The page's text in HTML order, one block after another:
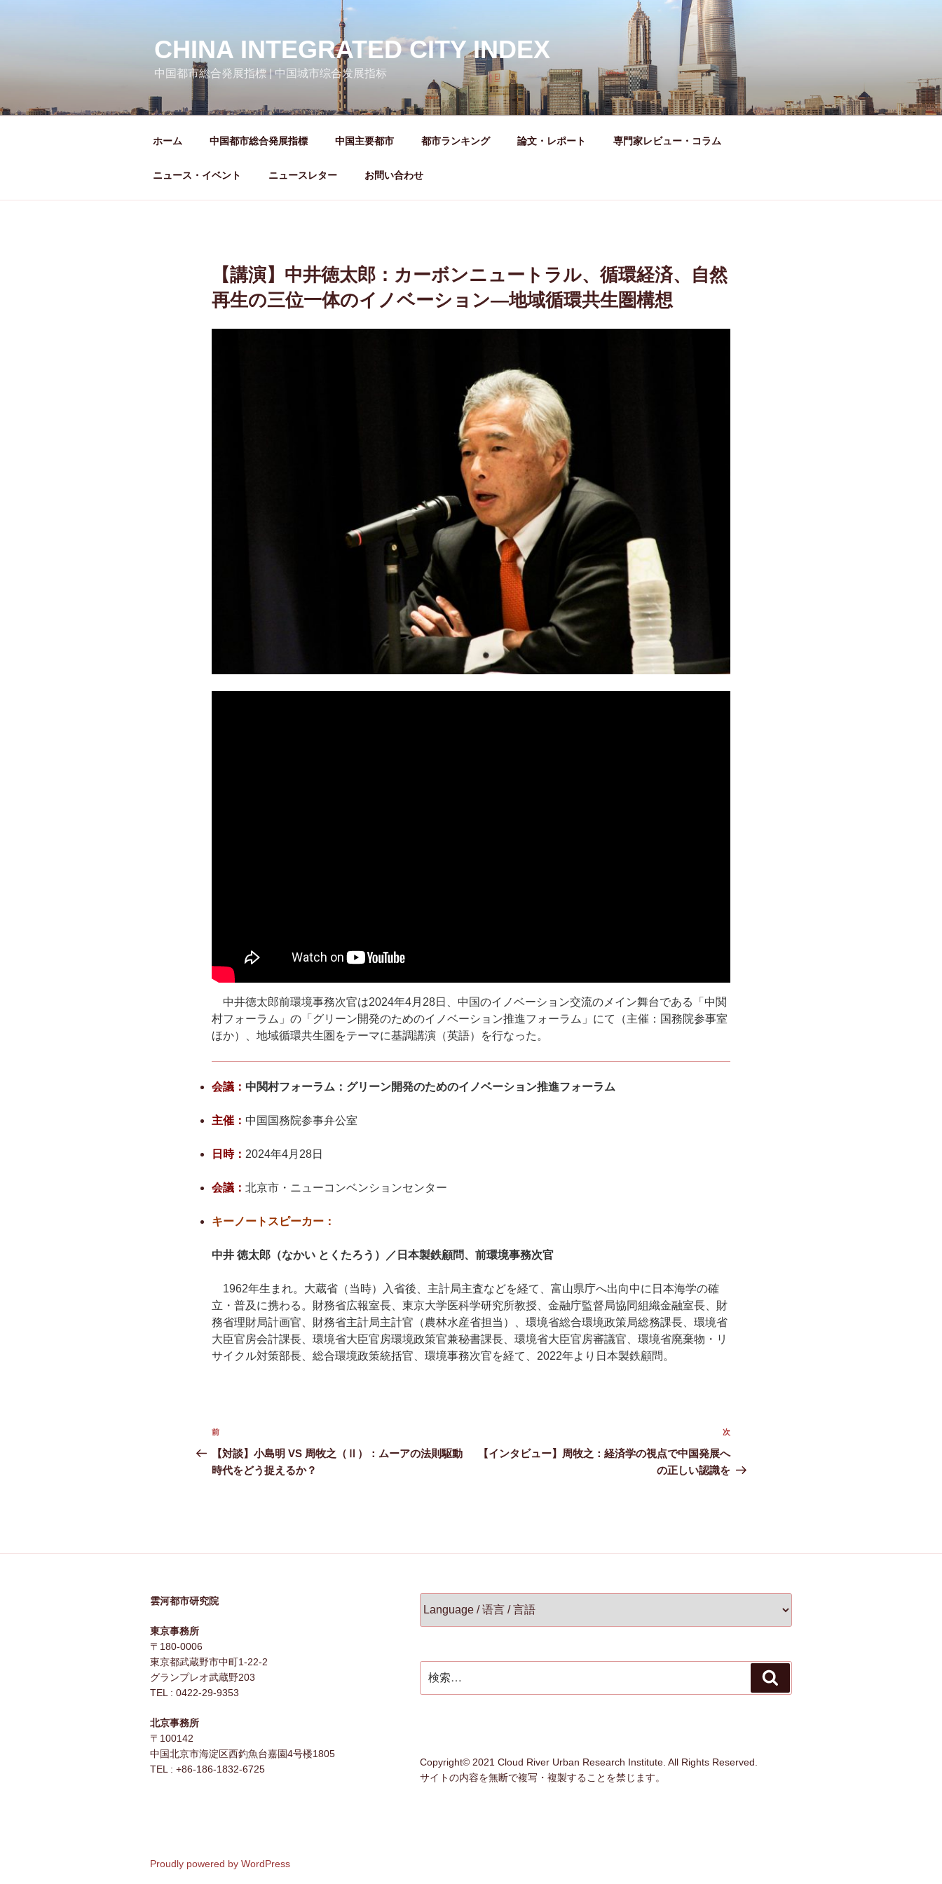
ス
CHINA INTEGRATED CITY INDEX
中国都市総合発展指標 | 中国城市综合发展指标
ホーム 中国都市総合発展指標 中国主要都市 都市ランキング 論文・レポート 専門家レビュー・コラム
ニュース・イベント ニュースレター お問い合わせ
【講演】中井徳太郎：カーボンニュートラル、循環経済、自然
再生の三位一体のイノベーション—地域循環共生圏構想
中井徳太郎前環境事務次官は2024年4月28日、中国のイノベーション交流のメイン舞台である「中関
村フォーラム」の「グリーン開発のためのイノベーション推進フォーラム」にて（主催：国務院参事室
ほか）、地域循環共生圏をテーマに基調講演（英語）を行なった。
会議： 中関村フォーラム：グリーン開発のためのイノベーション推進フォーラム
主催 ： 中国国務院参事弁公室
日時： 2024年4月28日
会議： 北京市・ニューコンベンションセンター
キーノートスピーカー：
中井 徳太郎（なかい とくたろう）／日本製鉄顧問、前環境事務次官
1962年生まれ。大蔵省（当時）入省後、主計局主査などを経て、富山県庁へ出向中に日本海学の確
立・普及に携わる。財務省広報室長、東京大学医科学研究所教授、金融庁監督局協同組織金融室長、財
務省理財局計画官、財務省主計局主計官（農林水産省担当）、環境省総合環境政策局総務課長、環境省
大臣官房会計課長、環境省大臣官房環境政策官兼秘書課長、環境省大臣官房審議官、環境省廃棄物・リ
サイクル対策部長、総合環境政策統括官、環境事務次官を経て、2022年より日本製鉄顧問。
投
稿
ナ
ー
ョ
前
の
投
前
【対談】小島明 VS 周牧之（Ⅱ）：ムーアの法則駆動
時代をどう捉えるか？
次
投
次
【インタビュー】周牧之：経済学の視点で中国発展へ
の正しい認識を
雲河都市研究院
東京事務所
〒180-0006
東京都武蔵野市中町1-22-2
グランプレオ武蔵野203
TEL : 0422-29-9353
北京事務所
〒100142
中国北京市海淀区西釣魚台嘉園4号楼1805
TEL : +86-186-1832-6725
索:
索
Copyright© 2021 Cloud River Urban Research Institute. All Rights Reserved.
サイトの内容を無断で複写・複製することを禁じます。
Proudly powered by WordPress